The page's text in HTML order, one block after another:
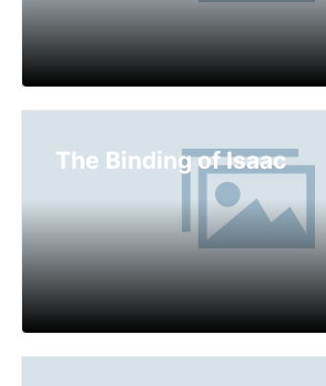
The Binding of Isaac